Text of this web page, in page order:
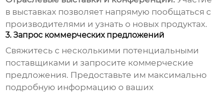
в выставках позволяет напрямую пообщаться с
производителями и узнать о новых продуктах.
3. Запрос коммерческих предложений
Свяжитесь с несколькими потенциальными
поставщиками и запросите коммерческие
предложения. Предоставьте им максимально
подробную информацию о ваших